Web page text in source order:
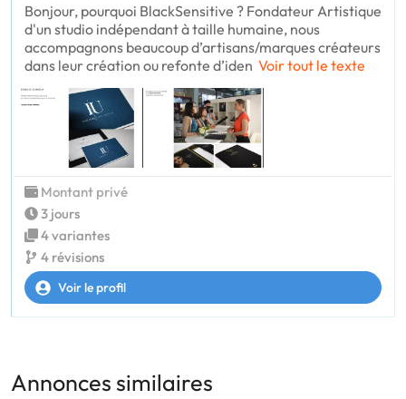
Bonjour, pourquoi BlackSensitive ? Fondateur Artistique
d'un studio indépendant à taille humaine, nous
accompagnons beaucoup d’artisans/marques créateurs
dans leur création ou refonte d’iden Voir tout le texte
Montant privé
3 jours
4 variantes
4 révisions
Voir le profil
Annonces similaires